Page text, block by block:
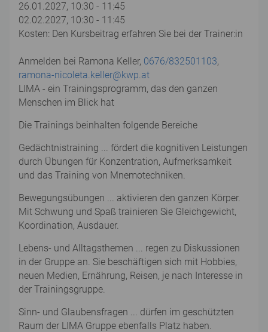
26.01.2027, 10:30 - 11:45
02.02.2027, 10:30 - 11:45
Kosten: Den Kursbeitrag erfahren Sie bei der Trainer:in
Anmelden bei Ramona Keller, 0676/832501103,
ramona-nicoleta.keller@kwp.at
LIMA - ein Trainingsprogramm, das den ganzen
Menschen im Blick hat
Die Trainings beinhalten folgende Bereiche
Gedächtnistraining ... fördert die kognitiven Leistungen
durch Übungen für Konzentration, Aufmerksamkeit
und das Training von Mnemotechniken.
Bewegungsübungen ... aktivieren den ganzen Körper.
Mit Schwung und Spaß trainieren Sie Gleichgewicht,
Koordination, Ausdauer.
Lebens- und Alltagsthemen ... regen zu Diskussionen
in der Gruppe an. Sie beschäftigen sich mit Hobbies,
neuen Medien, Ernährung, Reisen, je nach Interesse in
der Trainingsgruppe.
Sinn- und Glaubensfragen ... dürfen im geschützten
Raum der LIMA Gruppe ebenfalls Platz haben.